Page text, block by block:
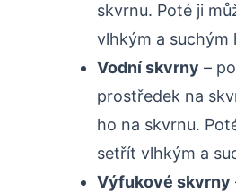
skvrnu. Poté ji
vlhkým a suchým
Vodní skvrny –
prostředek na
ho na skvrnu.
setřít vlhkým a
Výfukové skvrny